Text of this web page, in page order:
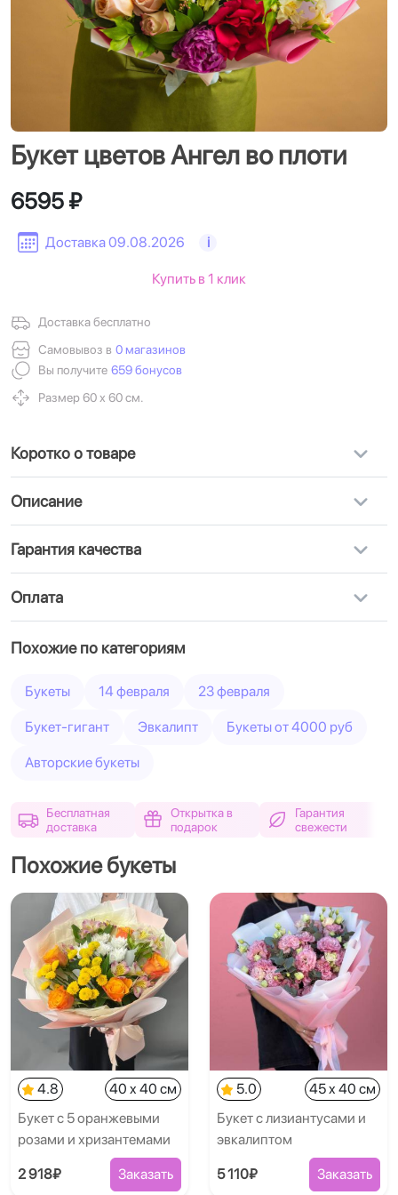
Букет цветов Ангел во плоти
Доставка 09.08.2026 i
6595 ₽
Доставка бесплатно
Самовывоз в 0 магазинов
Вы получите 659 бонусов
Размер 60 х 60 см.
Купить в 1 клик
Коротко о товаре
Описание
Гарантия качества
Оплата
Похожие по категориям
Букеты 14 февраля 23 февраля
Букет-гигант Эвкалипт Букеты от 4000 руб
Авторские букеты
Бесплатная
доставка
Открытка в
подарок
Гарантия
свежести
Похожие букеты
4.8
40 x 40 см
Букет с 5 оранжевыми
розами и хризантемами
2 918₽ Заказать
5.0
45 x 40 см
Букет с лизиантусами и
эвкалиптом
5 110₽ Заказать